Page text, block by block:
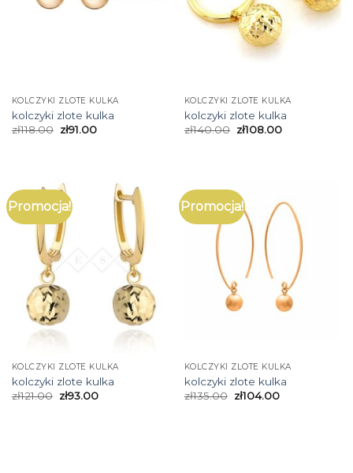
KOLCZYKI ZLOTE KULKA
kolczyki zlote kulka
zł118.00 zł91.00
KOLCZYKI ZLOTE KULKA
kolczyki zlote kulka
zł140.00 zł108.00
Promocja!
KOLCZYKI ZLOTE KULKA
kolczyki zlote kulka
zł121.00 zł93.00
Promocja!
KOLCZYKI ZLOTE KULKA
kolczyki zlote kulka
zł135.00 zł104.00